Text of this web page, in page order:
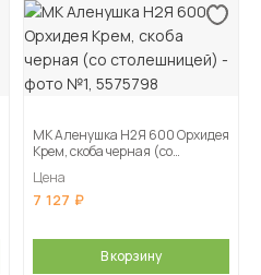
МК Аленушка Н2Я 600 Орхидея
Крем, скоба черная (со
Цена
7 127
В корзину